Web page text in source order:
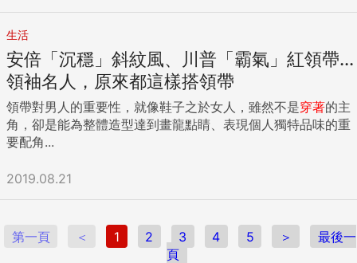
生活
安倍「沉穩」斜紋風、川普「霸氣」紅領帶...
領袖名人，原來都這樣搭領帶
領帶對男人的重要性，就像鞋子之於女人，雖然不是穿著的主
角，卻是能為整體造型達到畫龍點睛、表現個人獨特品味的重
要配角...
2019.08.21
第一頁 ＜ 1 2 3 4 5 ＞
最後一
頁